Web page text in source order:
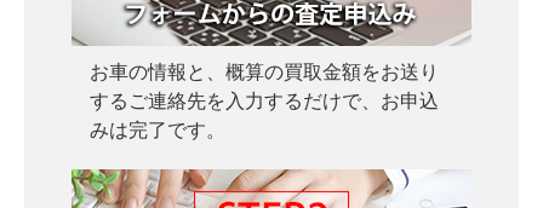
お車の情報と、概算の買取金額をお送り
するご連絡先を入力するだけで、お申込
みは完了です。